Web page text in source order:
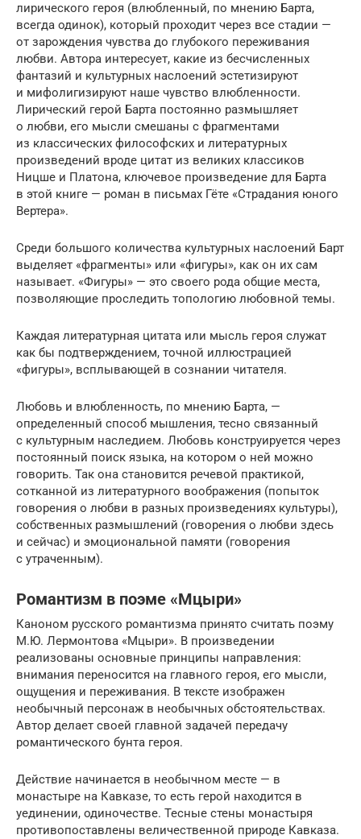
лирического героя (влюбленный, по мнению Барта,
всегда одинок), который проходит через все стадии —
от зарождения чувства до глубокого переживания
любви. Автора интересует, какие из бесчисленных
фантазий и культурных наслоений эстетизируют
и мифолигизируют наше чувство влюбленности.
Лирический герой Барта постоянно размышляет
о любви, его мысли смешаны с фрагментами
из классических философских и литературных
произведений вроде цитат из великих классиков
Ницше и Платона, ключевое произведение для Барта
в этой книге — роман в письмах Гёте «Страдания юного
Вертера».
Среди большого количества культурных наслоений Барт
выделяет «фрагменты» или «фигуры», как он их сам
называет. «Фигуры» — это своего рода общие места,
позволяющие проследить топологию любовной темы.
Каждая литературная цитата или мысль героя служат
как бы подтверждением, точной иллюстрацией
«фигуры», всплывающей в сознании читателя.
Любовь и влюбленность, по мнению Барта, —
определенный способ мышления, тесно связанный
с культурным наследием. Любовь конструируется через
постоянный поиск языка, на котором о ней можно
говорить. Так она становится речевой практикой,
сотканной из литературного воображения (попыток
говорения о любви в разных произведениях культуры),
собственных размышлений (говорения о любви здесь
и сейчас) и эмоциональной памяти (говорения
с утраченным).
Романтизм в поэме «Мцыри»
Каноном русского романтизма принято считать поэму
М.Ю. Лермонтова «Мцыри». В произведении
реализованы основные принципы направления:
внимания переносится на главного героя, его мысли,
ощущения и переживания. В тексте изображен
необычный персонаж в необычных обстоятельствах.
Автор делает своей главной задачей передачу
романтического бунта героя.
Действие начинается в необычном месте — в
монастыре на Кавказе, то есть герой находится в
уединении, одиночестве. Тесные стены монастыря
противопоставлены величественной природе Кавказа.